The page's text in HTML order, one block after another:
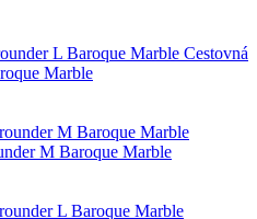
Cestovná
Marble
M Baroque Marble